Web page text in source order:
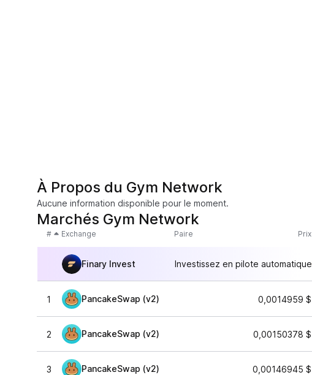
À Propos du Gym Network
Aucune information disponible pour le moment.
Marchés Gym Network
# Exchange Paire Prix
Finary Invest Investissez en pilote automatique
1 PancakeSwap (v2) 0,0014959 $
2 PancakeSwap (v2) 0,00150378 $
3 PancakeSwap (v2) 0,00146945 $